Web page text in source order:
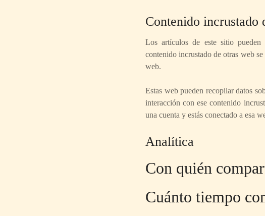
Contenido incrustado
Los artículos de este sitio
contenido incrustado de otras web
web.
Estas web pueden recopilar datos
interacción con ese contenido
una cuenta y estás conectado a esa
Analítica
Con quién
Cuánto tiempo